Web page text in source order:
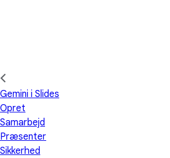
Gemini i Slides
Opret
Samarbejd
Præsenter
Sikkerhed